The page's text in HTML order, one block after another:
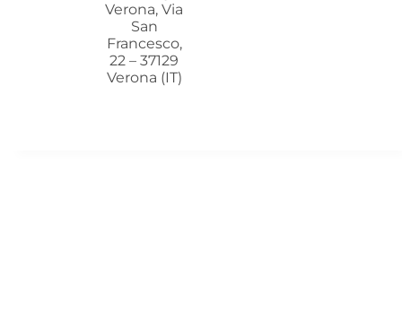
Verona, Via
San
Francesco,
22 – 37129
Verona (IT)